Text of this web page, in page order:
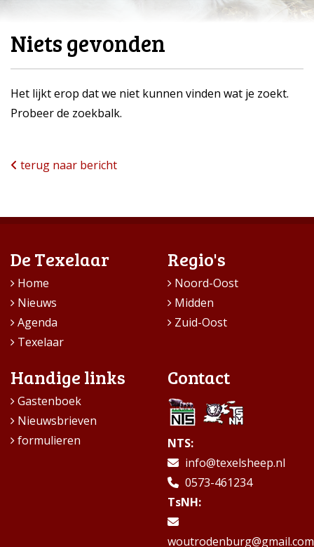
Niets gevonden
Het lijkt erop dat we niet kunnen vinden wat je zoekt.
Probeer de zoekbalk.
terug naar bericht
De Texelaar
Home
Nieuws
Agenda
Texelaar
Regio's
Noord-Oost
Midden
Zuid-Oost
Handige links
Gastenboek
Nieuwsbrieven
formulieren
Contact
NTS:
info@texelsheep.nl
0573-461234
TsNH:
woutrodenburg@gmail.com